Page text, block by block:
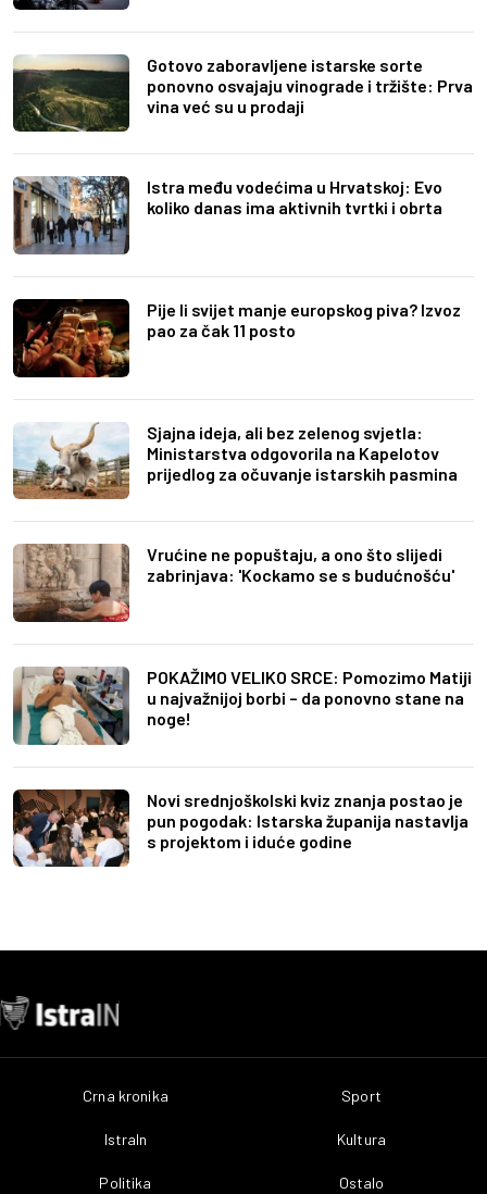
Gotovo zaboravljene istarske sorte
ponovno osvajaju vinograde i tržište: Prva
vina već su u prodaji
Istra među vodećima u Hrvatskoj: Evo
koliko danas ima aktivnih tvrtki i obrta
Pije li svijet manje europskog piva? Izvoz
pao za čak 11 posto
Sjajna ideja, ali bez zelenog svjetla:
Ministarstva odgovorila na Kapelotov
prijedlog za očuvanje istarskih pasmina
Vrućine ne popuštaju, a ono što slijedi
zabrinjava: 'Kockamo se s budućnošću'
POKAŽIMO VELIKO SRCE: Pomozimo Matiji
u najvažnijoj borbi – da ponovno stane na
noge!
Novi srednjoškolski kviz znanja postao je
pun pogodak: Istarska županija nastavlja
s projektom i iduće godine
Crna kronika
IstraIn
Politika
Sport
Kultura
Ostalo